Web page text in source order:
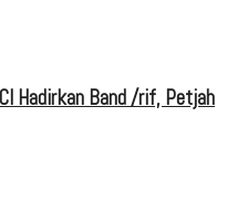
Hadirkan Band /rif, Petjah